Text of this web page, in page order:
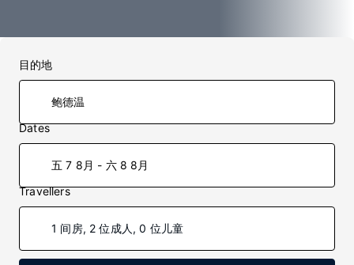
目的地
Dates
五 7 8月 - 六 8 8月
Travellers
1 间房, 2 位成人, 0 位儿童